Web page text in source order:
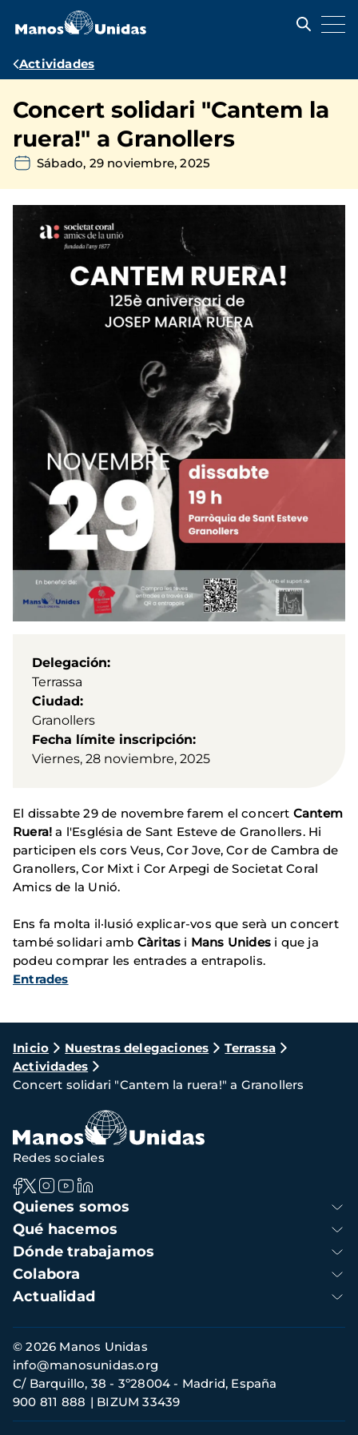
contenido
Ruta
navegación
Actividades
Concert solidari "Cantem la
ruera!" a Granollers
Sábado, 29 noviembre, 2025
Delegación
Terrassa
Ciudad
Granollers
Fecha límite inscripción
Viernes, 28 noviembre, 2025
El dissabte 29 de novembre farem el concert Cantem
Ruera! a l'Església de Sant Esteve de Granollers. Hi
participen els cors Veus, Cor Jove, Cor de Cambra de
Granollers, Cor Mixt i Cor Arpegi de Societat Coral
Amics de la Unió.
Ens fa molta il·lusió explicar-vos que serà un concert
també solidari amb Càritas i Mans Unides i que ja
podeu comprar les entrades a entrapolis.
Entrades
Ruta
de
navegación
Inicio Nuestras delegaciones
Terrassa
Actividades
Concert solidari "Cantem la ruera!" a Granollers
Navegación
principal
Quienes somos
Qué hacemos
Dónde trabajamos
Colabora
Actualidad
Redes sociales
Información
de
contacto
© 2026 Manos Unidas
C/ Barquillo, 38 - 3º28004 - Madrid, España
900 811 888
BIZUM 33439
info@manosunidas.org